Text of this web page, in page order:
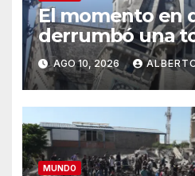
El momento en
derrumbó una
catedral de
terremoto en
AGO 10, 2026
MUNDO